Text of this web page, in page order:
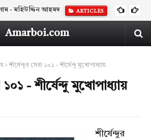
- মহিউদ্দিন আহমদ ARTICLES
Amarboi.com
শীর্ষেন্দুর সেরা ১০১ - শীর্ষেন্দু মুখোপাধ্যায়
১০১ - শীর্ষেন্দু মুখোপাধ্যায়
শীর্ষেন্দুর